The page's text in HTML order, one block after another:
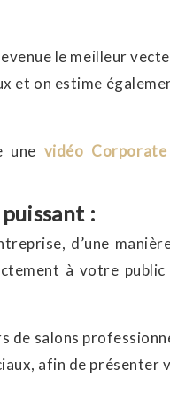
le meilleur
et on estime
une vidéo
:
d’une
à votre
salons
afin de présenter